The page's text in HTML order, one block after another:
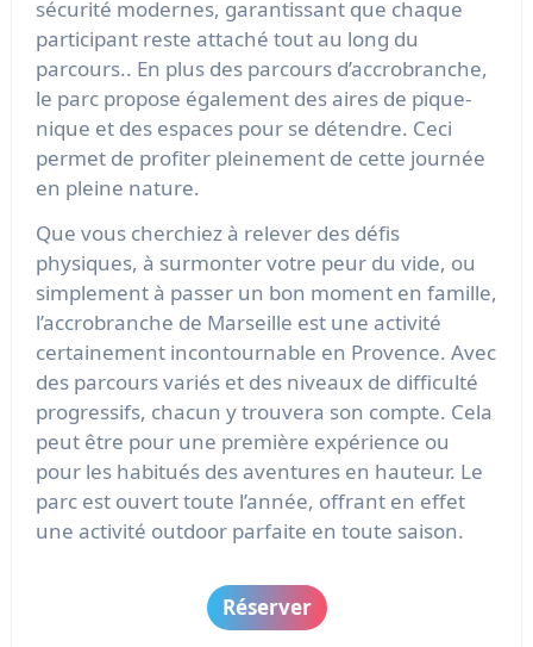
sécurité modernes, garantissant que chaque
participant reste attaché tout au long du
parcours.. En plus des parcours d’accrobranche,
le parc propose également des aires de pique-
nique et des espaces pour se détendre. Ceci
permet de profiter pleinement de cette journée
en pleine nature.
Que vous cherchiez à relever des défis
physiques, à surmonter votre peur du vide, ou
simplement à passer un bon moment en famille,
l’accrobranche de Marseille est une activité
certainement incontournable en Provence. Avec
des parcours variés et des niveaux de difficulté
progressifs, chacun y trouvera son compte. Cela
peut être pour une première expérience ou
pour les habitués des aventures en hauteur. Le
parc est ouvert toute l’année, offrant en effet
une activité outdoor parfaite en toute saison.
Réserver